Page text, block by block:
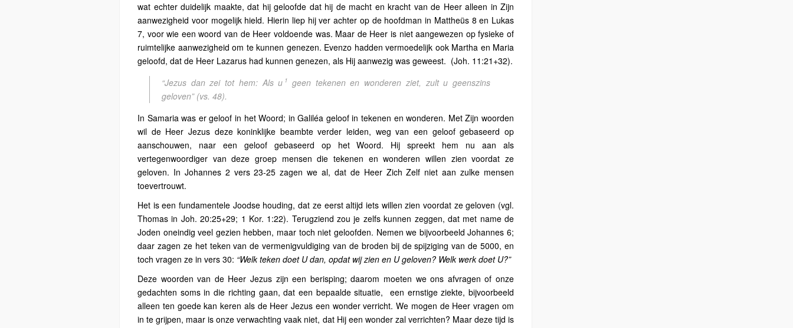
wat echter duidelijk maakte, dat hij geloofde dat hij de macht en kracht van de Heer alleen in Zijn
aanwezigheid voor mogelijk hield. Hierin liep hij ver achter op de hoofdman in Mattheüs 8 en Lukas
7, voor wie een woord van de Heer voldoende was. Maar de Heer is niet aangewezen op fysieke of
ruimtelijke aanwezigheid om te kunnen genezen. Evenzo hadden vermoedelijk ook Martha en Maria
geloofd, dat de Heer Lazarus had kunnen genezen, als Hij aanwezig was geweest. (Joh. 11:21+32).
“Jezus dan zei tot hem: Als u 1 geen tekenen en wonderen ziet, zult u geenszins
geloven” (vs. 48).
In Samaria was er geloof in het Woord; in Galiléa geloof in tekenen en wonderen. Met Zijn woorden
wil de Heer Jezus deze koninklijke beambte verder leiden, weg van een geloof gebaseerd op
aanschouwen, naar een geloof gebaseerd op het Woord. Hij spreekt hem nu aan als
vertegenwoordiger van deze groep mensen die tekenen en wonderen willen zien voordat ze
geloven. In Johannes 2 vers 23-25 zagen we al, dat de Heer Zich Zelf niet aan zulke mensen
toevertrouwt.
Het is een fundamentele Joodse houding, dat ze eerst altijd iets willen zien voordat ze geloven (vgl.
Thomas in Joh. 20:25+29; 1 Kor. 1:22). Terugziend zou je zelfs kunnen zeggen, dat met name de
Joden oneindig veel gezien hebben, maar toch niet geloofden. Nemen we bijvoorbeeld Johannes 6;
daar zagen ze het teken van de vermenigvuldiging van de broden bij de spijziging van de 5000, en
toch vragen ze in vers 30: “Welk teken doet U dan, opdat wij zien en U geloven? Welk werk doet U?”
Deze woorden van de Heer Jezus zijn een berisping; daarom moeten we ons afvragen of onze
gedachten soms in die richting gaan, dat een bepaalde situatie,
een ernstige ziekte, bijvoorbeeld
alleen ten goede kan keren als de Heer Jezus een wonder verricht. We mogen de Heer vragen om
in te grijpen, maar is onze verwachting vaak niet, dat Hij een wonder zal verrichten? Maar deze tijd is